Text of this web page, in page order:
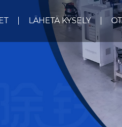
LÄHETÄ KYSELY